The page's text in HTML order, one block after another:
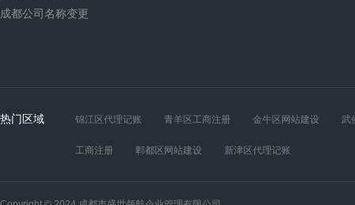
成都公司名称变更
热门区域 锦江区代理记账 青羊区工商注册 金牛区网站建设 武
工商注册 郫都区网站建设 新津区代理记账